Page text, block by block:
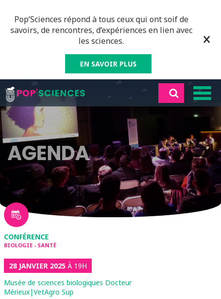
Pop’Sciences répond à tous ceux qui ont soif de
savoirs, de rencontres, d’expériences en lien avec
les sciences.
EN SAVOIR PLUS
AGENDA
CONFÉRENCE
BIOLOGIE - SANTÉ
28 JANVIER 2025 À 19H
Musée de sciences biologiques Docteur
Mérieux|VetAgro Sup